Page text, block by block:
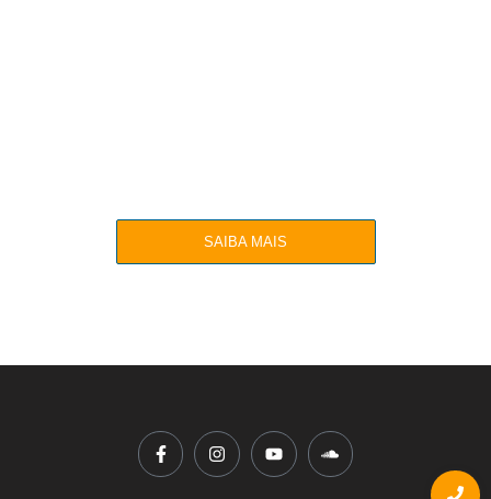
SAIBA MAIS